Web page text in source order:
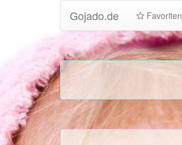
Gojado.de Favoriten